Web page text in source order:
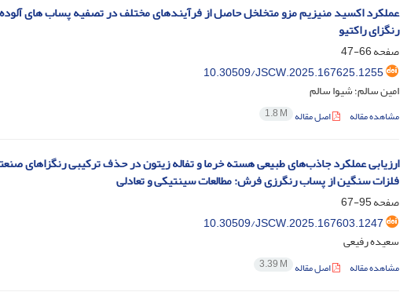
عملکرد اکسید منیزیم مزو متخلخل حاصل از فرآیندهای مختلف در تصفیه پساب های
رنگزای راکتیو
صفحه66-47
10.30509/JSCW.2025.167625.1255
امین سالم؛ شیوا سالم
مشاهده مقاله اصل مقاله 1.8 M
ارزیابی عملکرد جاذب‌های طبیعی هسته خرما و تفاله زیتون در حذف ترکیبی رنگزاهای
فلزات سنگین از پساب رنگرزی فرش: مطالعات سینتیکی و تعادلی
صفحه95-67
10.30509/JSCW.2025.167603.1247
سعیده رفیعی
مشاهده مقاله اصل مقاله 3.39 M